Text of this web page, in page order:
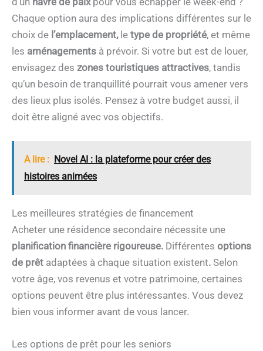
Chaque option aura des implications différentes sur le
choix de l’emplacement,le type de propriété, et même
les aménagements à prévoir. Si votre but est de louer,
envisagez des zones touristiques attractives, tandis
qu’un besoin de tranquillité pourrait vous amener vers
des lieux plus isolés. Pensez à votre budget aussi, il
doit être aligné avec vos objectifs.
A lire : Novel AI : la plateforme pour créer des
histoires animées
Les meilleures stratégies de financement
Acheter une résidence secondaire nécessite une
planification financière rigoureuse. Différentes options
de prêt adaptées à chaque situation existent. Selon
votre âge, vos revenus et votre patrimoine, certaines
options peuvent être plus intéressantes. Vous devez
bien vous informer avant de vous lancer.
Les options de prêt pour les seniors